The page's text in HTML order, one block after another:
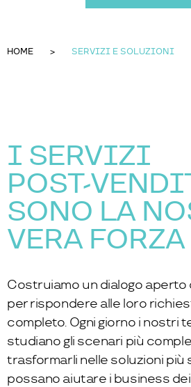
HOME SERVIZI E SOLUZIONI
I SERVIZI
POST-
SONO LA
VERA FORZA
Costruiamo un dialogo aperto
per rispondere alle loro
completo. Ogni giorno i nostri
studiano gli scenari più
trasformarli nelle soluzioni più
possano aiutare i business